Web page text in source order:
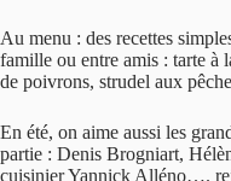
Au menu : des recettes
famille ou entre amis : tarte à
de poivrons, strudel aux
En été, on aime aussi les
partie : Denis Brogniart,
cuisinier Yannick Alléno….